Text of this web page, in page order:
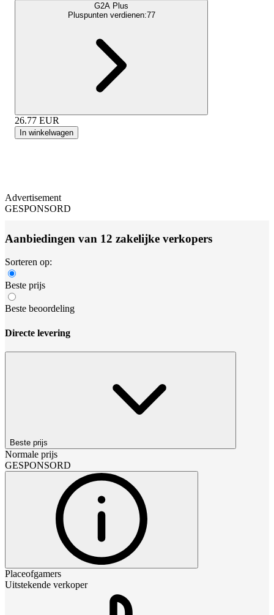
G2A Plus
Pluspunten verdienen:77
26.77 EUR
In winkelwagen
Advertisement
GESPONSORD
Aanbiedingen van 12 zakelijke verkopers
Sorteren op:
Beste prijs
Beste beoordeling
Directe levering
Beste prijs
Normale prijs
GESPONSORD
Placeofgamers
Uitstekende verkoper